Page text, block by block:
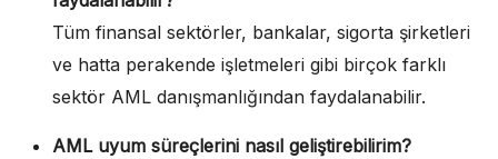
Tüm finansal sektörler, bankalar, sigorta şirketleri
ve hatta perakende işletmeleri gibi birçok farklı
sektör AML danışmanlığından faydalanabilir.
AML uyum süreçlerini nasıl geliştirebilirim?